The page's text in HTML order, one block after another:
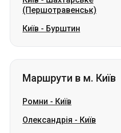
(Першотравенськ)
Київ - Бурштин
Маршрути в м. Київ
Ромни - Київ
Олександрія - Київ